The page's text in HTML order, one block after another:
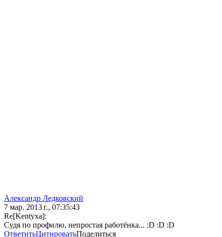
Александр Ледковский
7 мар. 2013 г., 07:35:43
Re[Kentyxa]:
Судя по профилю, непростая работёнка... :D :D :D
ОтветитьЦитироватьПоделиться